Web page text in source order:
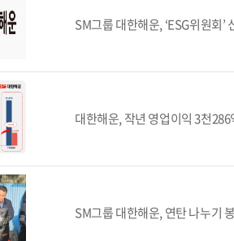
SM그룹 대한해운, ‘ESG위원회
대한해운, 작년 영업이익 3천
SM그룹 대한해운, 연탄 나누기